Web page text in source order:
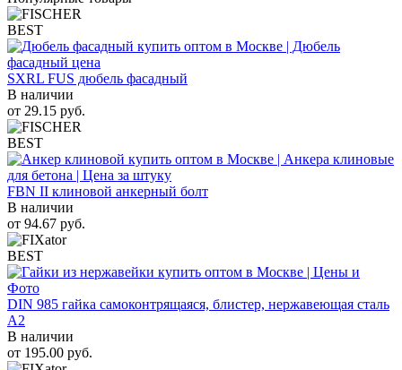
BEST
SXRL FUS дюбель фасадный
В наличии
от 29.15 руб.
BEST
FBN II клиновой анкерный болт
В наличии
от 94.67 руб.
BEST
DIN 985 гайка самоконтрящаяся, блистер, нержавеющая сталь
A2
В наличии
от 195.00 руб.